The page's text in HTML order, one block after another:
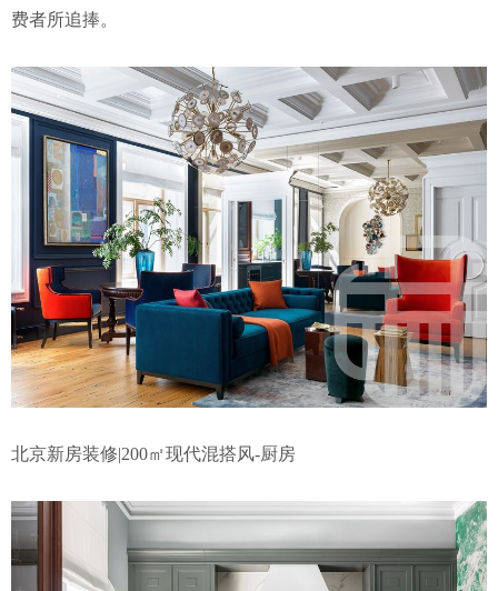
费者所追捧。
北京新房装修|200㎡现代混搭风-厨房